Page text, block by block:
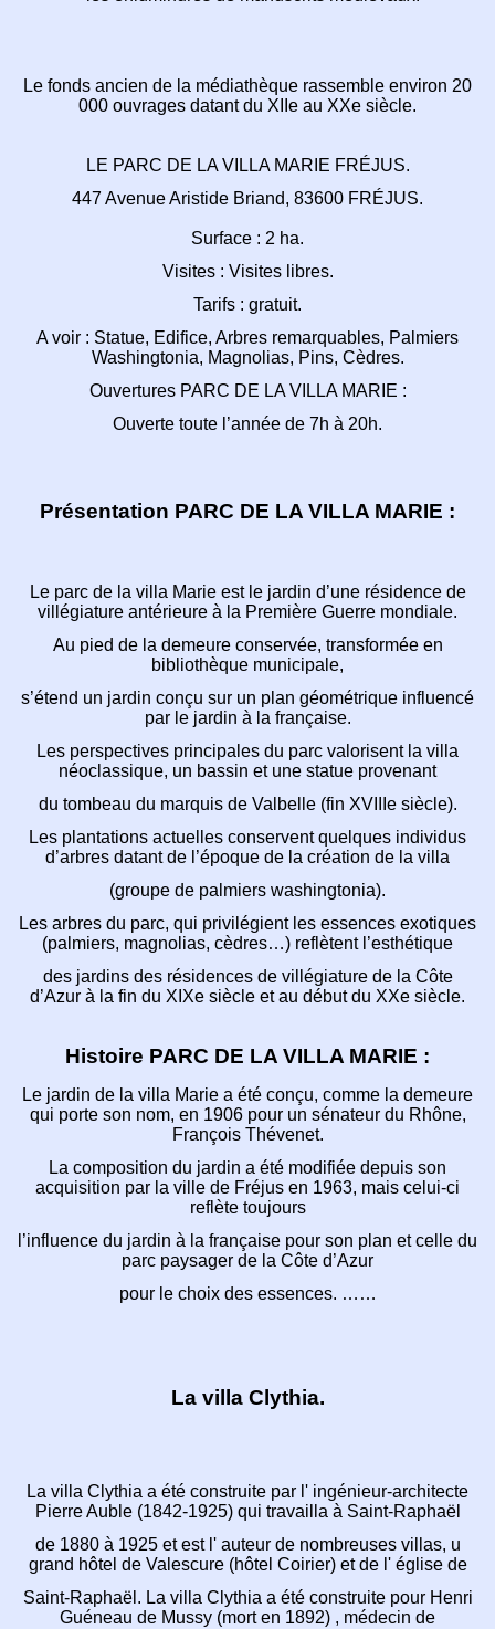
Le fonds ancien de la médiathèque rassemble environ 20
000 ouvrages datant du XIIe au XXe siècle.
LE PARC DE LA VILLA MARIE FRÉJUS.
447 Avenue Aristide Briand, 83600 FRÉJUS.
Surface : 2 ha.
Visites : Visites libres.
Tarifs : gratuit.
A voir : Statue, Edifice, Arbres remarquables, Palmiers
Washingtonia, Magnolias, Pins, Cèdres.
Ouvertures PARC DE LA VILLA MARIE :
Ouverte toute l’année de 7h à 20h.
Présentation PARC DE LA VILLA MARIE :
Le parc de la villa Marie est le jardin d’une résidence de
villégiature antérieure à la Première Guerre mondiale.
Au pied de la demeure conservée, transformée en
bibliothèque municipale,
s’étend un jardin conçu sur un plan géométrique influencé
par le jardin à la française.
Les perspectives principales du parc valorisent la villa
néoclassique, un bassin et une statue provenant
du tombeau du marquis de Valbelle (fin XVIIIe siècle).
Les plantations actuelles conservent quelques individus
d’arbres datant de l’époque de la création de la villa
(groupe de palmiers washingtonia).
Les arbres du parc, qui privilégient les essences exotiques
(palmiers, magnolias, cèdres…) reflètent l’esthétique
des jardins des résidences de villégiature de la Côte
d’Azur à la fin du XIXe siècle et au début du XXe siècle.
Histoire PARC DE LA VILLA MARIE :
Le jardin de la villa Marie a été conçu, comme la demeure
qui porte son nom, en 1906 pour un sénateur du Rhône,
François Thévenet.
La composition du jardin a été modifiée depuis son
acquisition par la ville de Fréjus en 1963, mais celui-ci
reflète toujours
l’influence du jardin à la française pour son plan et celle du
parc paysager de la Côte d’Azur
pour le choix des essences. ……
La villa Clythia.
La villa Clythia a été construite par l' ingénieur-architecte
Pierre Auble (1842-1925) qui travailla à Saint-Raphaël
de 1880 à 1925 et est l' auteur de nombreuses villas, u
grand hôtel de Valescure (hôtel Coirier) et de l' église de
Saint-Raphaël. La villa Clythia a été construite pour Henri
Guéneau de Mussy (mort en 1892) , médecin de